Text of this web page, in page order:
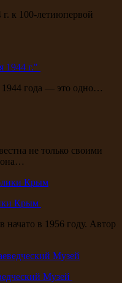
к 100-летиюпервой
1944 г."
года — это одно…
не только своими
она…
Крым
начато в 1956 году. Автор
Музей